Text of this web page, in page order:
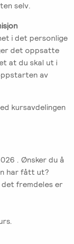
selv.
i det personlige
det oppsatte
at du skal ut i
av
kursavdelingen
. Ønsker du å
har fått ut?
fremdeles er